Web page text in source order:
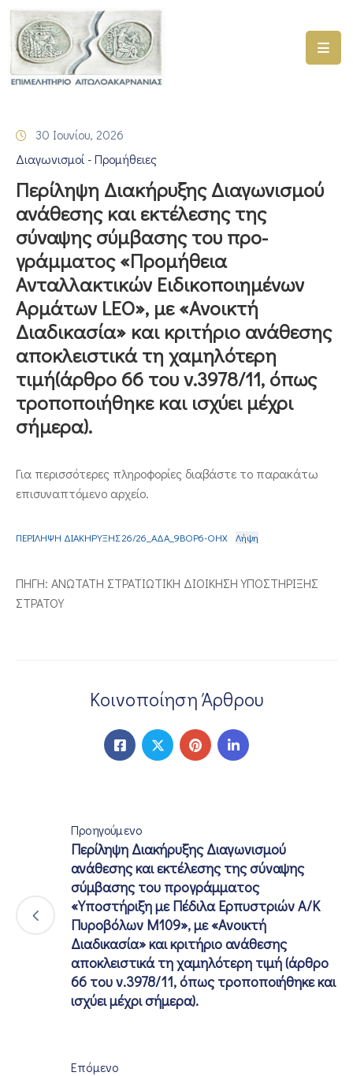
ΑΡΧΙΚΗ
ΓΕΜΗ
–
ΠΡΟΓΡΑΜΜΑΤΑ
ΕΠΙΜΕΛΗΤΗΡΙΟΥ
ΣΥΜΜΕΤΟΧΗ
ΣΕ
ΕΤΑΙΡΕΙΕΣ
ΕΠΙΚΑΙΡΟΤΗΤΑ
ΕΠΙΚΟΙΝΩΝΙΑ
30 Ιουνίου, 2026
Διαγωνισμοί - Προμήθειες
Περίληψη Διακήρυξης Διαγωνισμού
ανάθεσης και εκτέλεσης της
σύναψης σύμβασης του προ-
γράμματος «Προμήθεια
Ανταλλακτικών Ειδικοποιημένων
Αρμάτων LEO», με «Ανοικτή
Διαδικασία» και κριτήριο ανάθεσης
αποκλειστικά τη χαμηλότερη
τιμή(άρθρο 66 του ν.3978/11, όπως
τροποποιήθηκε και ισχύει μέχρι
σήμερα).
Για περισσότερες πληροφορίες διαβάστε το παρακάτω
επισυναπτόμενο αρχείο.
ΠΕΡΙΛΗΨΗ ΔΙΑΚΗΡΥΞΗΣ 26/26_ΑΔΑ_9ΒΟΡ6-ΟΗΧ Λήψη
ΠΗΓΗ: ΑΝΩΤΑΤΗ ΣΤΡΑΤΙΩΤΙΚΗ ΔΙΟΙΚΗΣΗ ΥΠΟΣΤΗΡΙΞΗΣ
ΣΤΡΑΤΟΥ
Κοινοποίηση Άρθρου
Προηγούμενο
Περίληψη Διακήρυξης Διαγωνισμού
ανάθεσης και εκτέλεσης της σύναψης
σύμβασης του προγράμματος
«Υποστήριξη με Πέδιλα Ερπυστριών Α/Κ
Πυροβόλων Μ109», με «Ανοικτή
Διαδικασία» και κριτήριο ανάθεσης
αποκλειστικά τη χαμηλότερη τιμή (άρθρο
66 του ν.3978/11, όπως τροποποιήθηκε και
ισχύει μέχρι σήμερα).
Επόμενο